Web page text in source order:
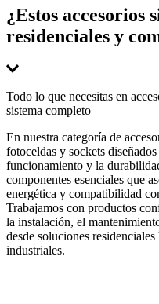
El uso de drivers de alta
sobretensiones), fuentes de
térmico son vitales. Estos
evitando que los chips LED
¿Estos accesorios
residenciales y
Sí, nuestra gama abarca
instalación) hasta accesorios
energética y compatibilidad
Todo lo que necesitas en
sistema completo
En nuestra categoría de
fotoceldas y sockets
funcionamiento y la
componentes esenciales que
energética y compatibilidad
Trabajamos con productos
la instalación, el
desde soluciones
industriales.